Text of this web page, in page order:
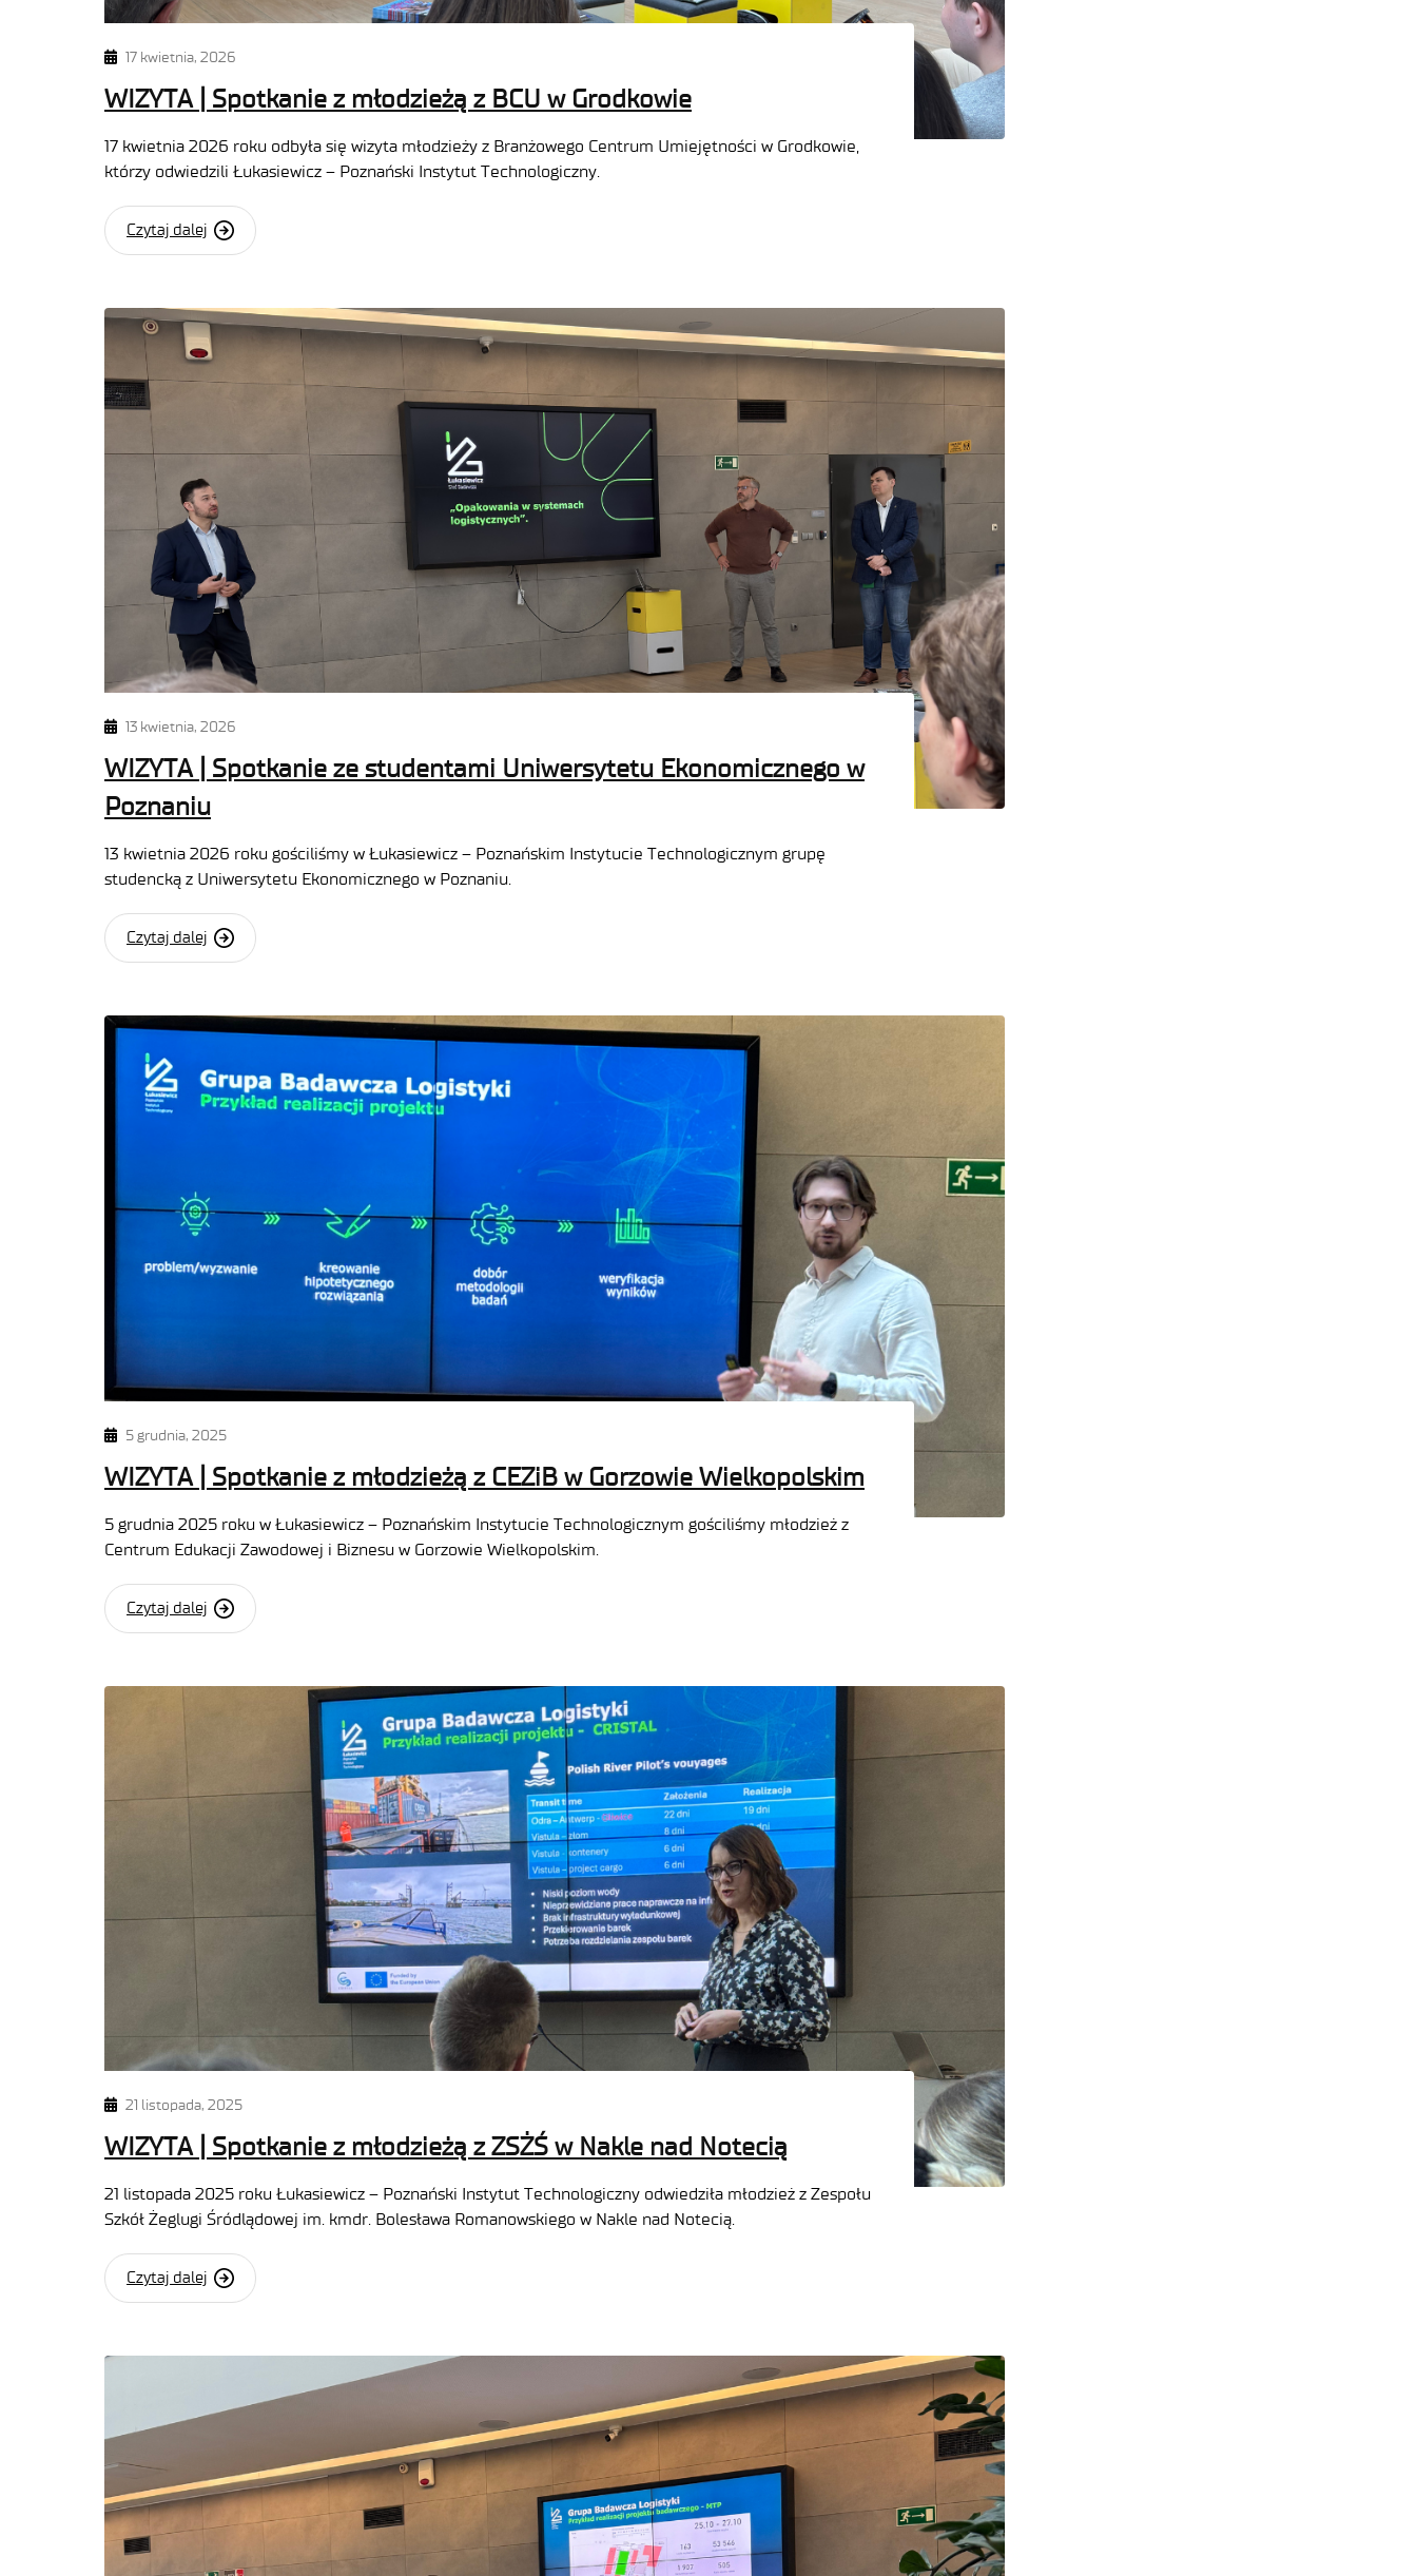
17 kwietnia, 2026
WIZYTA | Spotkanie z młodzieżą z BCU w Grodkowie
17 kwietnia 2026 roku odbyła się wizyta młodzieży z Branżowego Centrum Umiejętności w Grodkowie,
którzy odwiedzili Łukasiewicz – Poznański Instytut Technologiczny.
Czytaj dalej
13 kwietnia, 2026
WIZYTA | Spotkanie ze studentami Uniwersytetu Ekonomicznego w
Poznaniu
13 kwietnia 2026 roku gościliśmy w Łukasiewicz – Poznańskim Instytucie Technologicznym grupę
studencką z Uniwersytetu Ekonomicznego w Poznaniu.
Czytaj dalej
5 grudnia, 2025
WIZYTA | Spotkanie z młodzieżą z CEZiB w Gorzowie Wielkopolskim
5 grudnia 2025 roku w Łukasiewicz – Poznańskim Instytucie Technologicznym gościliśmy młodzież z
Centrum Edukacji Zawodowej i Biznesu w Gorzowie Wielkopolskim.
Czytaj dalej
21 listopada, 2025
WIZYTA | Spotkanie z młodzieżą z ZSŻŚ w Nakle nad Notecią
21 listopada 2025 roku Łukasiewicz – Poznański Instytut Technologiczny odwiedziła młodzież z Zespołu
Szkół Żeglugi Śródlądowej im. kmdr. Bolesława Romanowskiego w Nakle nad Notecią.
Czytaj dalej